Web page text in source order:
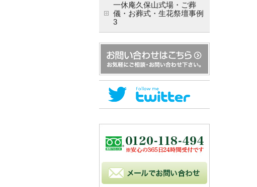
一休庵久保山式場・ご葬
儀・お葬式・生花祭壇事例
3